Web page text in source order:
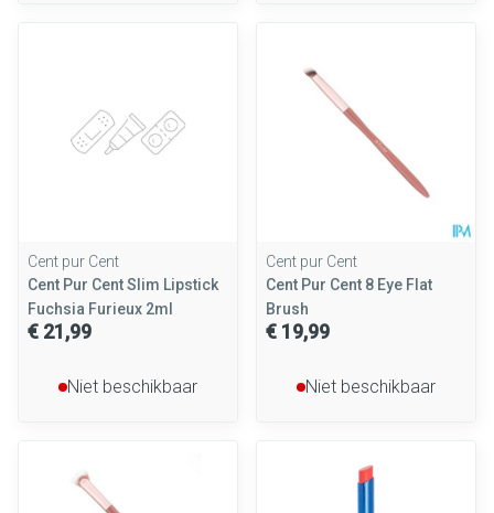
Cent pur Cent
Cent Pur Cent Slim Lipstick
Fuchsia Furieux 2ml
€ 21,99
Niet beschikbaar
Cent pur Cent
Cent Pur Cent 8 Eye Flat
Brush
€ 19,99
Niet beschikbaar